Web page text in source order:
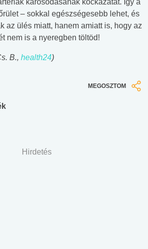
károsodásának kockázatát. Így a
– sokkal egészségesebb lehet, és
az ülés miatt, hanem amiatt is, hogy az
nem is a nyeregben töltöd!
B., health24)
MEGOSZTOM
Hirdetés